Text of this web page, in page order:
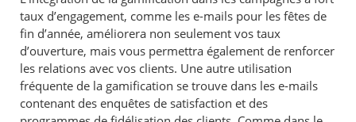
taux d’engagement, comme les e-mails pour les fêtes de
fin d’année, améliorera non seulement vos taux
d’ouverture, mais vous permettra également de renforcer
les relations avec vos clients. Une autre utilisation
fréquente de la gamification se trouve dans les e-mails
contenant des enquêtes de satisfaction et des